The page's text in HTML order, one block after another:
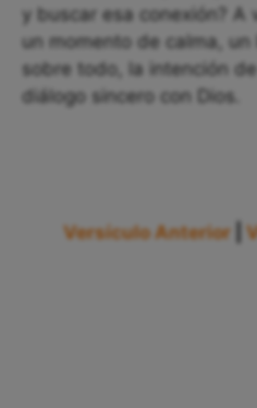
y buscar esa conexión? A
un momento de calma, un
sobre todo, la intención
diálogo sincero con Dios.
Versículo Anterior